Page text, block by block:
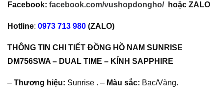
Facebook: facebook.com/vushopdongho/hoặc ZALO
Hotline: 0973 713 980 (ZALO)
THÔNG TIN CHI TIẾT ĐỒNG HỒ NAM SUNRISE
DM756SWA – DUAL TIME – KÍNH SAPPHIRE
– Thương hiệu: Sunrise . – Màu sắc: Bạc/Vàng.